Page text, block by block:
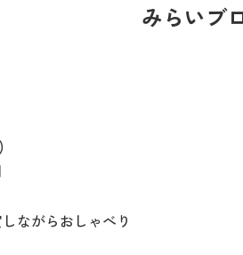
みらいブ
ながらおしゃべり